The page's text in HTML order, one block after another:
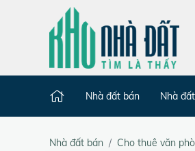
Nhà đất bán Nhà
Nhà đất bán Cho thuê văn